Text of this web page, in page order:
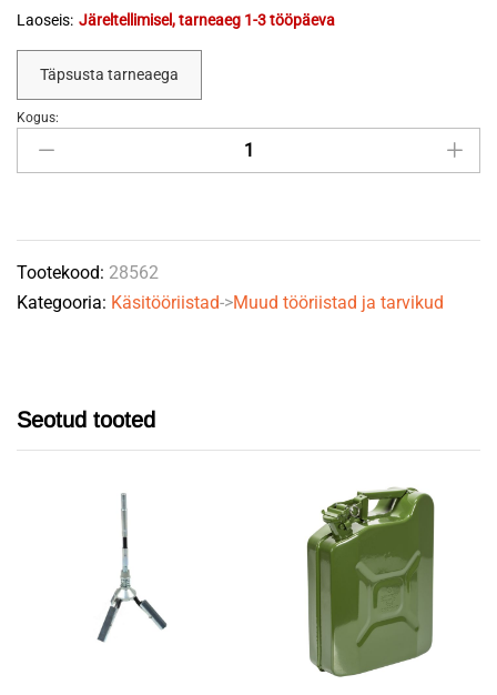
Laoseis: Järeltellimisel, tarneaeg 1-3 tööpäeva
Täpsusta tarneaega
Vahetera
V&N,
ava
26
quantity
Kogus:
Tootekood: 28562
Kategooria: Käsitööriistad->Muud tööriistad ja tarvikud
Seotud tooted